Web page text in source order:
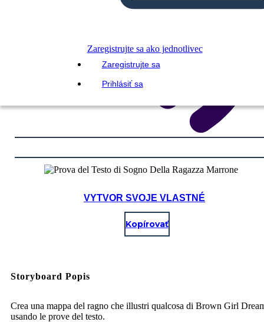
Zaregistrujte sa ako jednotlivec
Zaregistrujte sa
Prihlásiť sa
VYTVOR SVOJE VLASTNÉ
Kopírovať
Storyboard Popis
Crea una mappa del ragno che illustri qualcosa di Brown Girl
usando le prove del testo.